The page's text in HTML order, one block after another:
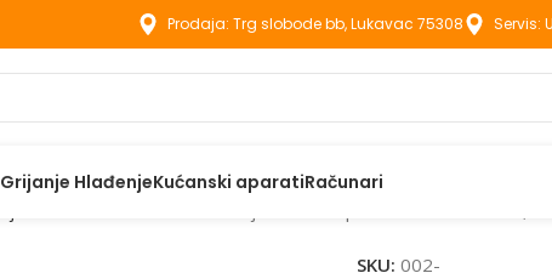
Prodaja: Trg slobode bb, Lukavac 75308 Servis:
Grijanje HlađenjeKućanski aparatiRačunari
SKU: 002-